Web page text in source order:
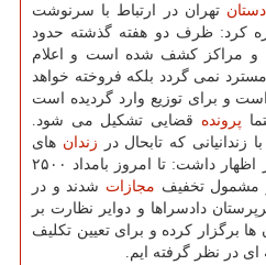
تهران در ارتباط با سرنوشت
كرد: ظرف دو هفته گذشته حدود
و مراكز كشف شده است و اعلام
نمی گردد بلكه فروخته خواهد
و برای توزیع وارد گردیده است
پرونده قضایی تشكیل می شود.
زندانیانی كه تابحال در زندان های
تهران مشمول عفو شده اند باز اظهار داشت: تا امروز بامداد ۲۵۰۰
مجازات شدند و در
دادسراها و دوایر نظارت بر
برگزار كرده و برای تعیین تكلیف
در نظر گرفته ایم.